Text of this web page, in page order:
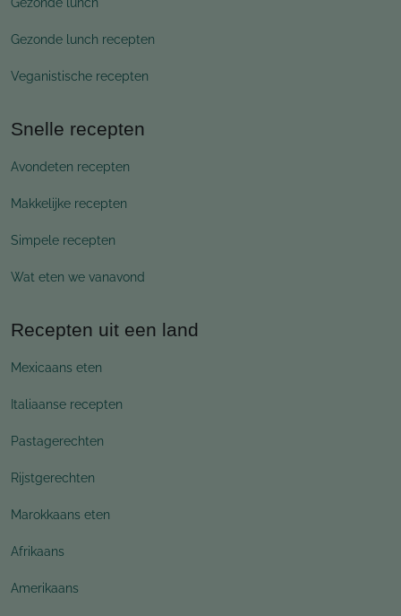
Gezonde lunch recepten
Veganistische recepten
Snelle recepten
Avondeten recepten
Makkelijke recepten
Simpele recepten
Wat eten we vanavond
Recepten uit een land
Mexicaans eten
Italiaanse recepten
Pastagerechten
Rijstgerechten
Marokkaans eten
Afrikaans
Amerikaans